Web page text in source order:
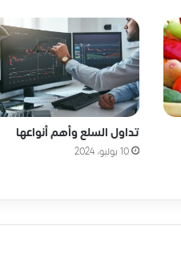
تداول السلع وأهم أنواعها
10 يوليو، 2024